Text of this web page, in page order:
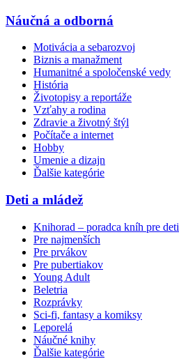
Náučná a odborná
Motivácia a sebarozvoj
Biznis a manažment
Humanitné a spoločenské vedy
História
Životopisy a reportáže
Vzťahy a rodina
Zdravie a životný štýl
Počítače a internet
Hobby
Umenie a dizajn
Ďalšie kategórie
Deti a mládež
Knihorad – poradca kníh pre deti
Pre najmenších
Pre prvákov
Pre pubertiakov
Young Adult
Beletria
Rozprávky
Sci-fi, fantasy a komiksy
Leporelá
Náučné knihy
Ďalšie kategórie